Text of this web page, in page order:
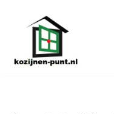
de